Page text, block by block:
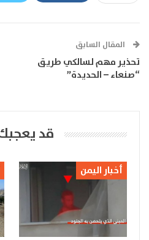
المقال السابق
تحذير مهم لسالكي طريق
“صنعاء – الحديدة”
قد
أخبار اليمن